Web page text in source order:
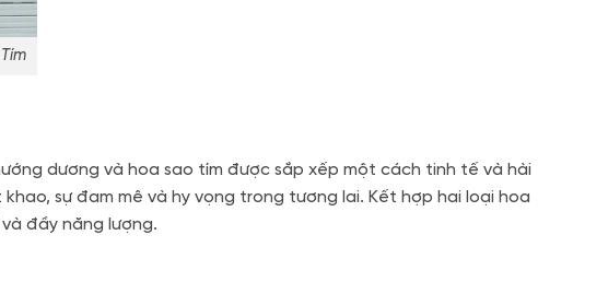
dương và hoa sao tím được sắp xếp một cách tinh tế và hài
sự đam mê và hy vọng trong tương lai. Kết hợp hai loại hoa
đầy năng lượng.